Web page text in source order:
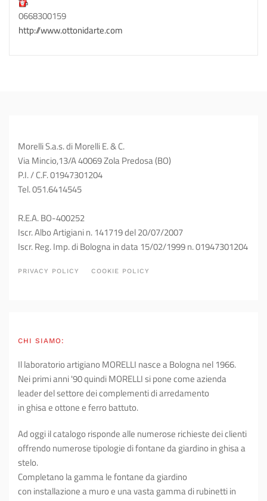
0668300159
http://www.ottonidarte.com
Morelli S.a.s. di Morelli E. & C.
Via Mincio,13/A 40069 Zola Predosa (BO)
P.I. / C.F. 01947301204
Tel. 051.6414545
R.E.A. BO-400252
Iscr. Albo Artigiani n. 141719 del 20/07/2007
Iscr. Reg. Imp. di Bologna in data 15/02/1999 n. 01947301204
PRIVACY POLICY COOKIE POLICY
CHI SIAMO:
Il laboratorio artigiano MORELLI nasce a Bologna nel 1966.
Nei primi anni '90 quindi MORELLI si pone come azienda
leader del settore dei complementi di arredamento
in ghisa e ottone e ferro battuto.
Ad oggi il catalogo risponde alle numerose richieste dei clienti
offrendo numerose tipologie di fontane da giardino in ghisa a
stelo.
Completano la gamma le fontane da giardino
con installazione a muro e una vasta gamma di rubinetti in